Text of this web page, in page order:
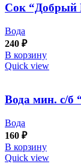
Сок “Добрый
Вода
240 ₽
В корзину
Quick view
Вода мин. с/б
Вода
160 ₽
В корзину
Quick view